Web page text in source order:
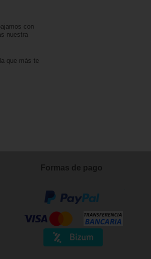
con
nuestra
que más te
Formas de pago